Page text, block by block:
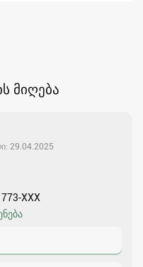
მიღება
29.04.2025
XXX